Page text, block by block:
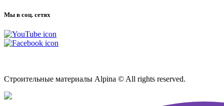
Мы в соц. сетях
Строительные материалы Alpina © All rights reserved.